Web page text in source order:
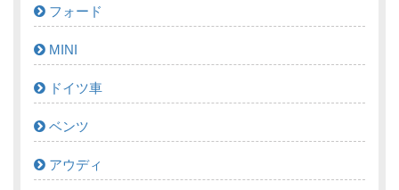
フォード
MINI
ドイツ車
ベンツ
アウディ